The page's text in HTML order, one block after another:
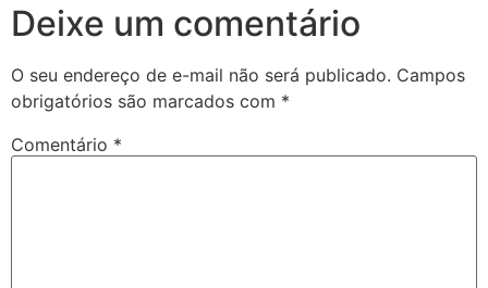
Deixe um comentário
O seu endereço de e-mail não será publicado. Campos
obrigatórios são marcados com *
Comentário *